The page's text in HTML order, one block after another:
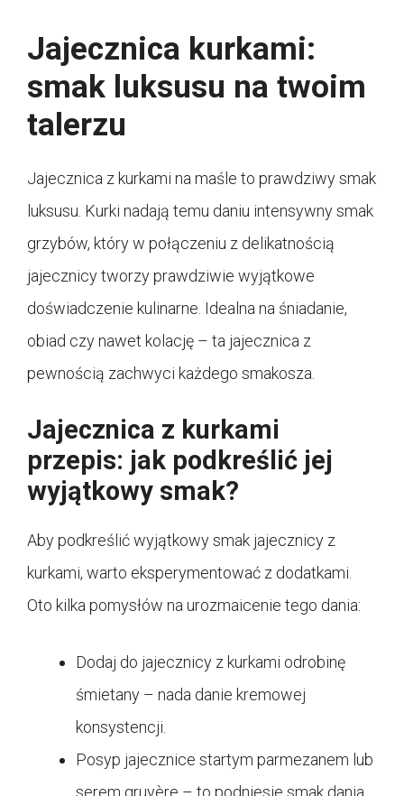
Jajecznica kurkami:
smak luksusu na twoim
talerzu
Jajecznica z kurkami na maśle to prawdziwy smak
luksusu. Kurki nadają temu daniu intensywny smak
grzybów, który w połączeniu z delikatnością
jajecznicy tworzy prawdziwie wyjątkowe
doświadczenie kulinarne. Idealna na śniadanie,
obiad czy nawet kolację – ta jajecznica z
pewnością zachwyci każdego smakosza.
Jajecznica z kurkami
przepis: jak podkreślić jej
wyjątkowy smak?
Aby podkreślić wyjątkowy smak jajecznicy z
kurkami, warto eksperymentować z dodatkami.
Oto kilka pomysłów na urozmaicenie tego dania:
Dodaj do jajecznicy z kurkami odrobinę
śmietany – nada danie kremowej
konsystencji.
Posyp jajecznice startym parmezanem lub
serem gruyère – to podniesie smak dania